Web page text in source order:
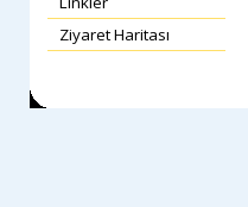
Ziyaret Haritası